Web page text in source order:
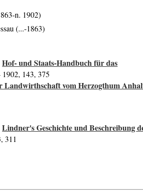
n. 1902)
(...-1863)
Hof- und Staats-Handbuch für das
1902, 143, 375
Landwirthschaft vom Herzogthum
Lindner's Geschichte und Beschreibung
311